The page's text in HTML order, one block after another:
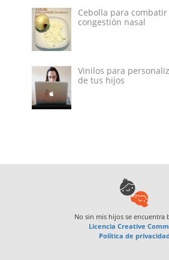
Cebolla para combatir
congestión nasal
Vinilos para
de tus hijos
No sin mis hijos se encuentra
Licencia Creative
Política de privacidad